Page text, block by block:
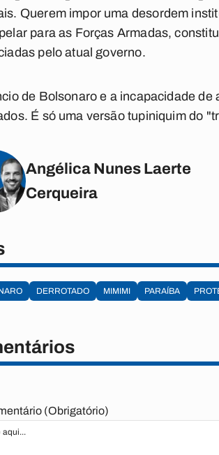
Querem impor uma desordem
para as Forças Armadas,
pelo atual governo.
de Bolsonaro e a incapacidade
É só uma versão tupiniquim do
Angélica Nunes Laerte
Cerqueira
DERROTADO MIMIMI PARAÍBA
(Obrigatório)